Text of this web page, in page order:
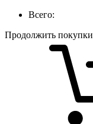
Всего:
Продолжить покупки